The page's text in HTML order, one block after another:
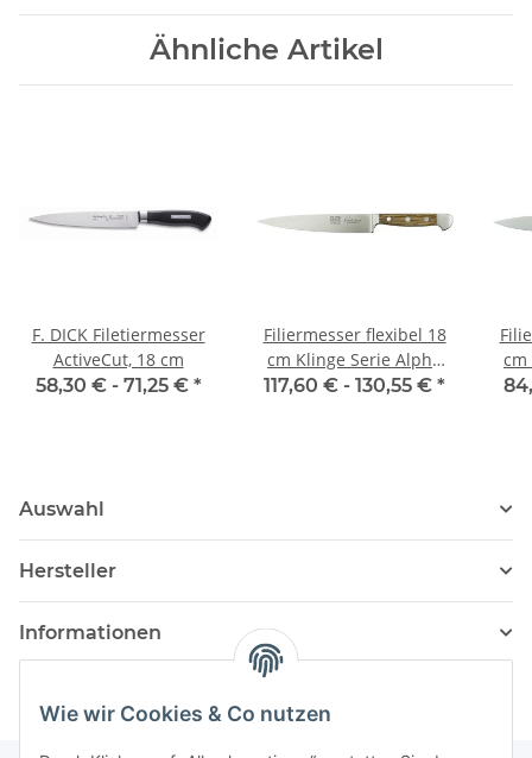
Wie wir Cookies & Co nutzen
Ähnliche Artikel
F. DICK Filetiermesser
ActiveCut, 18 cm
58,30 € - 71,25 € *
Filiermesser flexibel 18
cm Klinge Serie Alpha
Fasseiche von Güde
117,60 € - 130,55 € *
cm
Auswahl
Hersteller
Informationen